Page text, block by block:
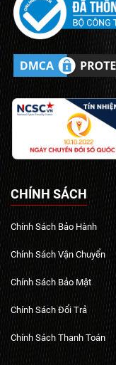
CHÍNH SÁCH
Chính Sách Bảo Hành
Chính Sách Vận Chuyển
Chính Sách Bảo Mật
Chính Sách Đổi Trả
Chính Sách Thanh Toán